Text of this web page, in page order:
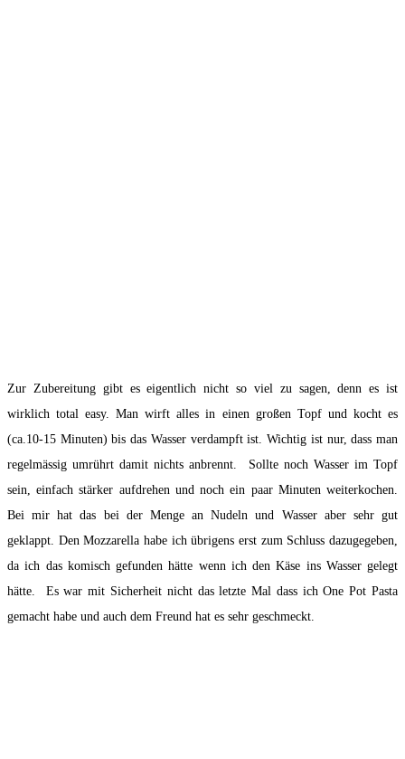
Zur Zubereitung gibt es eigentlich nicht so viel zu sagen, denn es ist
wirklich total easy. Man wirft alles in einen großen Topf und kocht es
(ca.10-15 Minuten) bis das Wasser verdampft ist. Wichtig ist nur, dass man
regelmässig umrührt damit nichts anbrennt. Sollte noch Wasser im Topf
sein, einfach stärker aufdrehen und noch ein paar Minuten weiterkochen.
Bei mir hat das bei der Menge an Nudeln und Wasser aber sehr gut
geklappt. Den Mozzarella habe ich übrigens erst zum Schluss dazugegeben,
da ich das komisch gefunden hätte wenn ich den Käse ins Wasser gelegt
hätte. Es war mit Sicherheit nicht das letzte Mal dass ich One Pot Pasta
gemacht habe und auch dem Freund hat es sehr geschmeckt.